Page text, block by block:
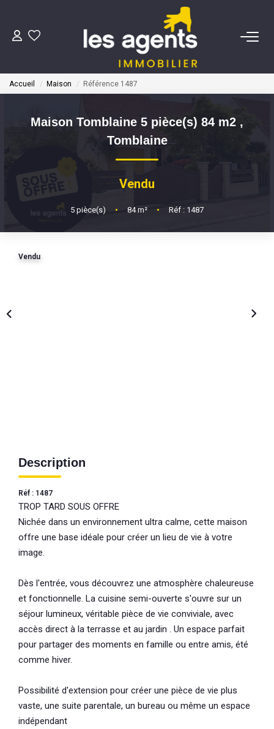
ACHETER
NOS AGENTS
BIENS VENDUS
ESTIMATION
Accueil Maison Référence 1487
Maison Tomblaine 5 pièce(s) 84 m2 ,
Tomblaine
Vendu
5 pièce(s) • 84m² • Réf : 1487
Vendu
Description
Réf : 1487
TROP TARD SOUS OFFRE
Nichée dans un environnement ultra calme, cette maison
offre une base idéale pour créer un lieu de vie à votre
image.
Dès l'entrée, vous découvrez une atmosphère chaleureuse
et fonctionnelle. La cuisine semi-ouverte s'ouvre sur un
séjour lumineux, véritable pièce de vie conviviale, avec
accès direct à la terrasse et au jardin . Un espace parfait
pour partager des moments en famille ou entre amis, été
comme hiver.
Possibilité d'extension pour créer une pièce de vie plus
vaste, une suite parentale, un bureau ou même un espace
indépendant